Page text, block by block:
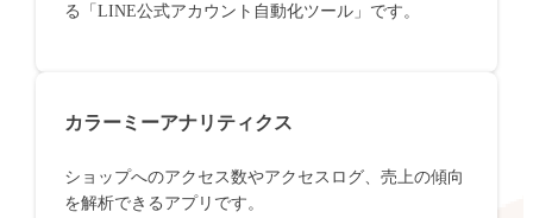
る「LINE公式アカウント自動化ツール」です。
カラーミーアナリティクス
ショップへのアクセス数やアクセスログ、売上の傾向
を解析できるアプリです。